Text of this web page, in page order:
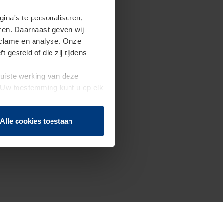
te personaliseren,
Daarnaast geven wij
en analyse. Onze
gesteld of die zij tijdens
werking van deze
toestemming kunt u op elk
herroepen.
Alle cookies toestaan